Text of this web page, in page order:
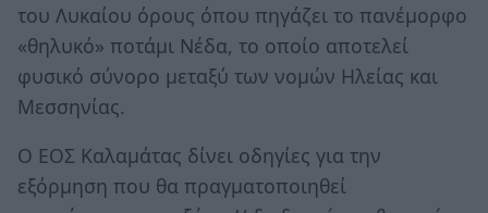
του Λυκαίου όρους όπου πηγάζει το πανέμορφο
«θηλυκό» ποτάμι Νέδα, το οποίο αποτελεί
φυσικό σύνορο μεταξύ των νομών Ηλείας και
Μεσσηνίας.
Ο ΕΟΣ Καλαμάτας δίνει οδηγίες για την
εξόρμηση που θα πραγματοποιηθεί